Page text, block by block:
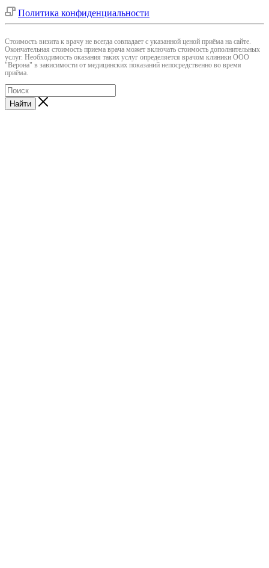
Политика конфиденциальности
Cтоимость визита к врачу не всегда совпадает с указанной ценой приёма на сайте.
Окончательная стоимость приема врача может включать стоимость дополнительных
услуг. Необходимость оказания таких услуг определяется врачом клиники ООО
"Верона" в зависимости от медицинских показаний непосредственно во время
приёма.
Найти